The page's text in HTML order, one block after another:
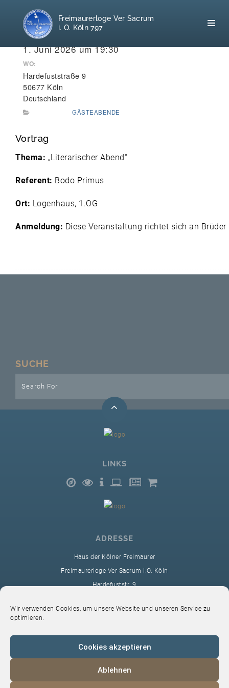
Wir verwenden Cookies, um unsere Website und unseren Service zu
optimieren.
Cookies akzeptieren
Ablehnen
Leitgedanken
Loge
Geschichte
Berühmte Freimaurer
VS-Intern
Freimaurerloge Ver Sacrum
i. O. Köln 797
WANN:
1. Juni 2026 um 19:30
WO:
Hardefuststraße 9
50677 Köln
Deutschland
GÄSTEABENDE
Vortrag
Thema: „Literarischer Abend“
Referent: Bodo Primus
Ort: Logenhaus, 1.OG
Anmeldung: Diese Veranstaltung richtet sich an
SUCHE
LINKS
ADRESSE
Haus der Kölner Freimaurer
Freimaurerloge Ver Sacrum i.O. Köln
Hardefuststr. 9
sekretariat@ver-sacrum.org
© 2024 Copyright Ver Sacrum